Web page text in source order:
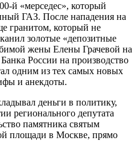
й «мерседес», который
ГАЗ. После нападения на
гранитом, который не
золотые «депозитные
жены Елены Грачевой на
России на производство
одним из тех самых новых
и анекдоты.
деньги в политику,
регионального депутата
памятника святым
площади в Москве, прямо